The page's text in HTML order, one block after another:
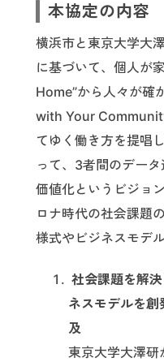
本協定の内容
横浜市と東京大学大
に基づいて、個人が
Home”から人々が確
with Your
てゆく働き方を提唱
って、3者間のデー
価値化というビジョ
ロナ時代の社会課題
様式やビジネスモデ
社会課題を解
ネスモデルを
及
東京大学大澤